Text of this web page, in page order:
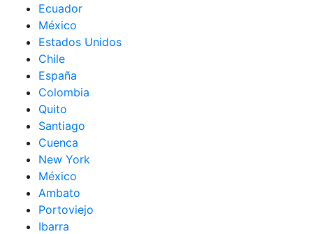
Ecuador
México
Estados Unidos
Chile
España
Colombia
Quito
Santiago
Cuenca
New York
México
Ambato
Portoviejo
Ibarra